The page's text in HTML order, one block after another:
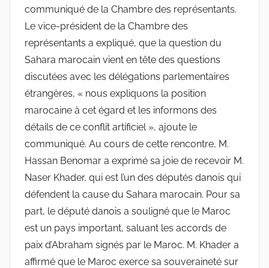
communiqué de la Chambre des représentants.
Le vice-président de la Chambre des
représentants a expliqué, que la question du
Sahara marocain vient en tête des questions
discutées avec les délégations parlementaires
étrangères, « nous expliquons la position
marocaine à cet égard et les informons des
détails de ce conflit artificiel », ajoute le
communiqué. Au cours de cette rencontre, M.
Hassan Benomar a exprimé sa joie de recevoir M.
Naser Khader, qui est l’un des députés danois qui
défendent la cause du Sahara marocain. Pour sa
part, le député danois a souligné que le Maroc
est un pays important, saluant les accords de
paix d’Abraham signés par le Maroc. M. Khader a
affirmé que le Maroc exerce sa souveraineté sur